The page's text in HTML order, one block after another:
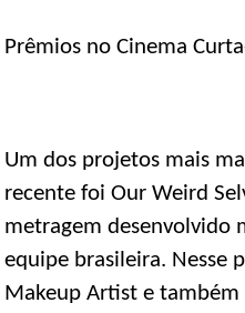
Prêmios no Cinema
Um dos projetos mais
recente foi Our Weird
metragem desenvolvido
equipe brasileira. Nesse
Makeup Artist e também